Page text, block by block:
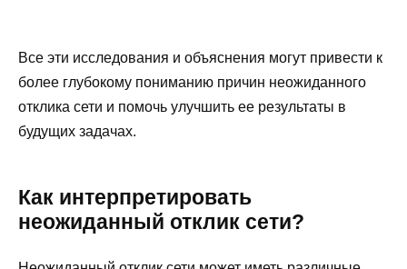
Все эти исследования и объяснения могут привести к
более глубокому пониманию причин неожиданного
отклика сети и помочь улучшить ее результаты в
будущих задачах.
Как интерпретировать
неожиданный отклик сети?